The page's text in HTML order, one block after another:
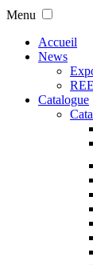
Menu
Accueil
News
Catalogue